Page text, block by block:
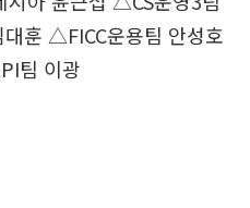
훈 △FICC운용팀 안성호
팀 이광